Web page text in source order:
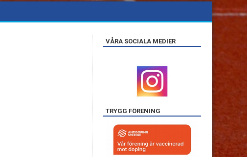
VÅRA SOCIALA MEDIER
TRYGG FÖRENING